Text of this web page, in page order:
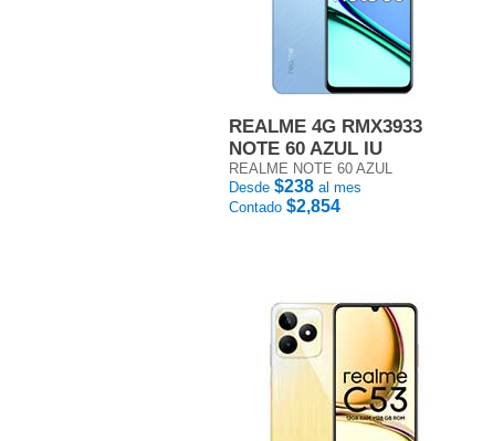
REALME 4G RMX3933
NOTE 60 AZUL IU
REALME NOTE 60 AZUL
Desde $238 al mes
Contado $2,854